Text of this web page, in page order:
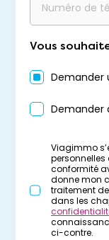
Vous
Demander
Demander
Viagimmo
conformité
donne mon
traitement
dans les
ci-contre.